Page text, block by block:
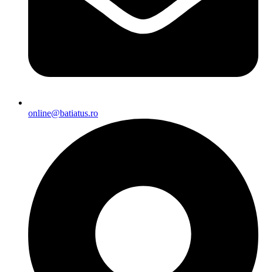
online@batiatus.ro